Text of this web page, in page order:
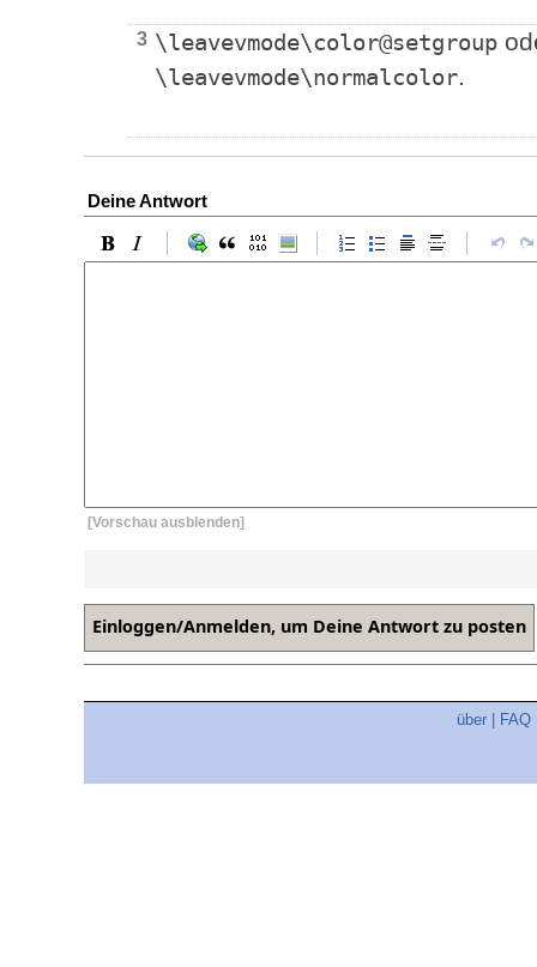
3 \leavevmode\color@setgroup
\leavevmode\normalcolor.
Deine Antwort
[Vorschau ausblenden]
über FAQ